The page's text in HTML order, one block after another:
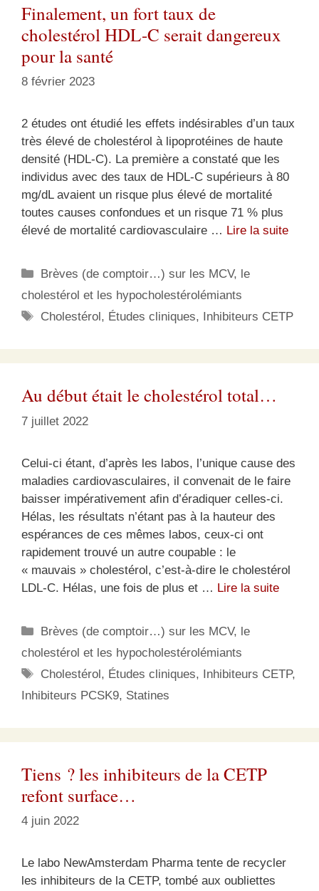
Finalement, un fort taux de
cholestérol HDL-C serait dangereux
pour la santé
8 février 2023
2 études ont étudié les effets indésirables d’un taux
très élevé de cholestérol à lipoprotéines de haute
densité (HDL-C). La première a constaté que les
individus avec des taux de HDL-C supérieurs à 80
mg/dL avaient un risque plus élevé de mortalité
toutes causes confondues et un risque 71 % plus
élevé de mortalité cardiovasculaire … Lire la suite
Catégories
Brèves (de comptoir…) sur les MCV, le
cholestérol et les hypocholestérolémiants
Étiquettes
Cholestérol, Études cliniques, Inhibiteurs CETP
Au début était le cholestérol total…
7 juillet 2022
Celui-ci étant, d’après les labos, l’unique cause des
maladies cardiovasculaires, il convenait de le faire
baisser impérativement afin d’éradiquer celles-ci.
Hélas, les résultats n’étant pas à la hauteur des
espérances de ces mêmes labos, ceux-ci ont
rapidement trouvé un autre coupable : le
« mauvais » cholestérol, c’est-à-dire le cholestérol
LDL-C. Hélas, une fois de plus et … Lire la suite
Catégories
Brèves (de comptoir…) sur les MCV, le
cholestérol et les hypocholestérolémiants
Étiquettes
Cholestérol, Études cliniques, Inhibiteurs CETP,
Inhibiteurs PCSK9, Statines
Tiens ? les inhibiteurs de la CETP
refont surface…
4 juin 2022
Le labo NewAmsterdam Pharma tente de recycler
les inhibiteurs de la CETP, tombé aux oubliettes